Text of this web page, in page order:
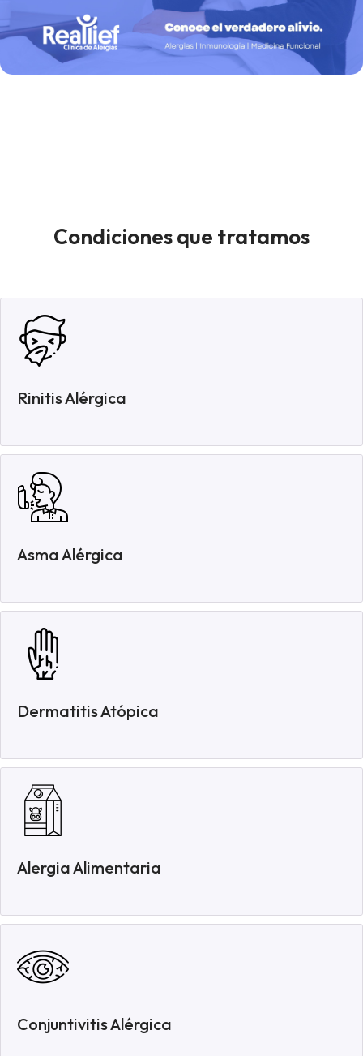
Condiciones que tratamos
Rinitis Alérgica
Asma Alérgica
Dermatitis Atópica
Alergia Alimentaria
Conjuntivitis Alérgica